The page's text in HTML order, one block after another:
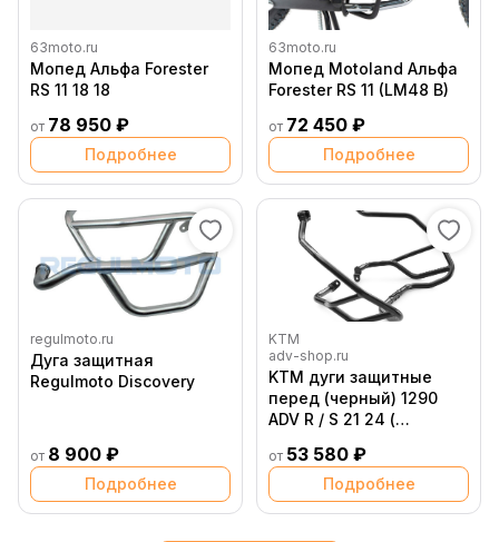
63moto.ru
Мопед Альфа Forester
RS 11 18 18
от 78 950 ₽
Подробнее
63moto.ru
Мопед Motoland Альфа
Forester RS 11 (LM48 B)
от 72 450 ₽
Подробнее
regulmoto.ru
Дуга защитная
Regulmoto Discovery
от 8 900 ₽
Подробнее
KTM
adv-shop.ru
KTM дуги защитные
перед (черный) 1290
ADV R / S 21 24 (
от 53 580 ₽
Подробнее